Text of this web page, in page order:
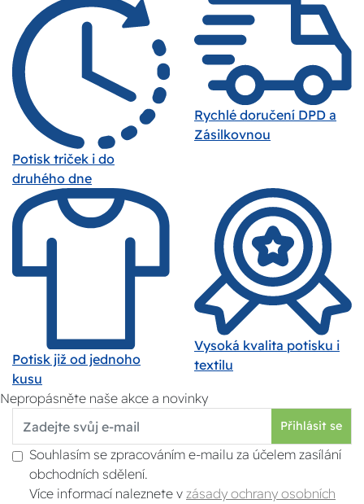
Potisk triček i do
druhého dne
Rychlé doručení DPD a
Zásilkovnou
Potisk již od jednoho
kusu
Vysoká kvalita potisku i
textilu
Nepropásněte naše akce a novinky
Přihlásit se
Souhlasím se zpracováním e-mailu za účelem zasílání
obchodních sdělení.
Více informací naleznete v zásady ochrany osobních